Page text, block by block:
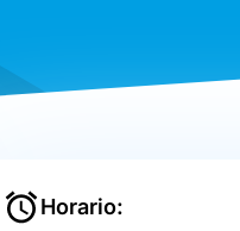
Horario: